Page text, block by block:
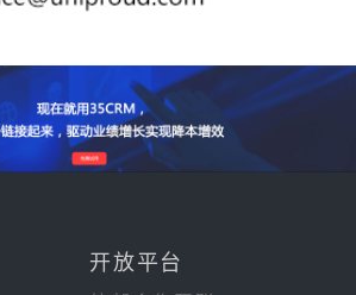
开放平台